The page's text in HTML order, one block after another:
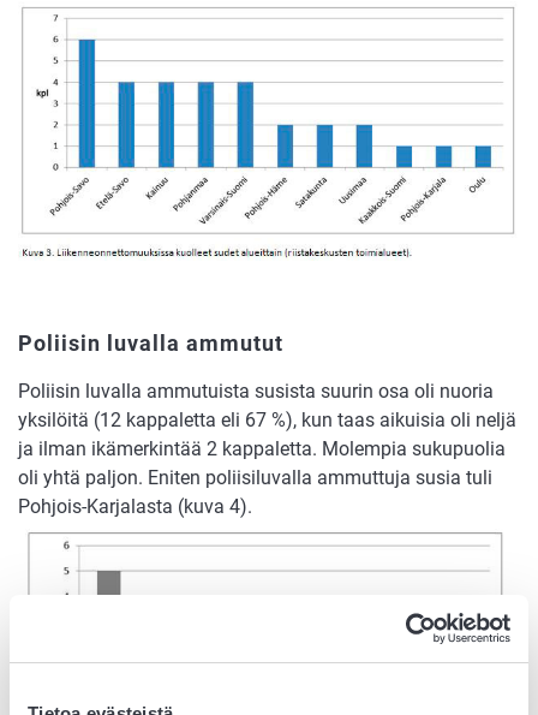
Poliisin luvalla ammutut
Poliisin luvalla ammutuista susista suurin osa oli nuoria
yksilöitä (12 kappaletta eli 67 %), kun taas aikuisia oli neljä
ja ilman ikämerkintää 2 kappaletta. Molempia sukupuolia
oli yhtä paljon. Eniten poliisiluvalla ammuttuja susia tuli
Pohjois-Karjalasta (kuva 4).